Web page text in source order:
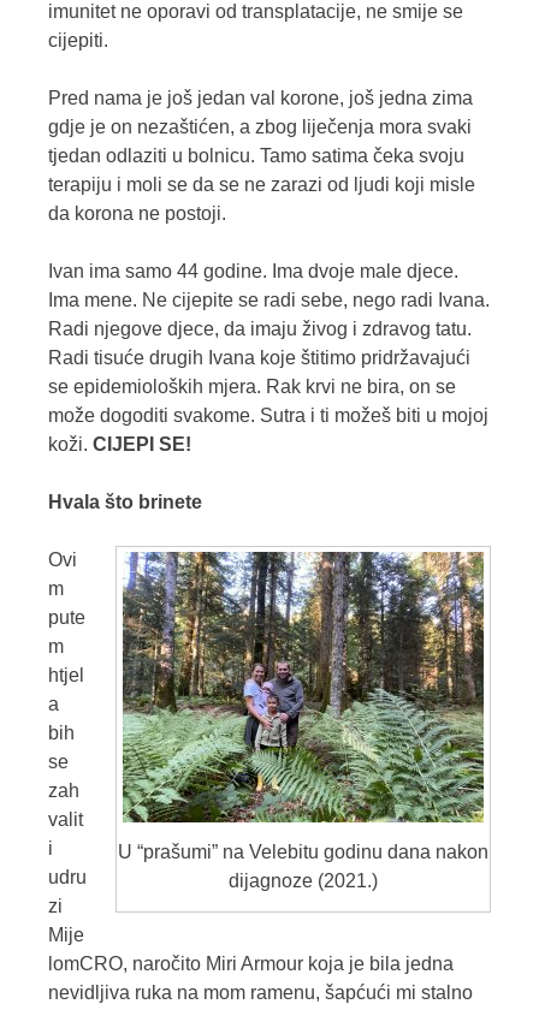
imunitet ne oporavi od transplatacije, ne smije se
cijepiti.
Pred nama je još jedan val korone, još jedna zima
gdje je on nezaštićen, a zbog liječenja mora svaki
tjedan odlaziti u bolnicu. Tamo satima čeka svoju
terapiju i moli se da se ne zarazi od ljudi koji misle
da korona ne postoji.
Ivan ima samo 44 godine. Ima dvoje male djece.
Ima mene. Ne cijepite se radi sebe, nego radi Ivana.
Radi njegove djece, da imaju živog i zdravog tatu.
Radi tisuće drugih Ivana koje štitimo pridržavajući
se epidemioloških mjera. Rak krvi ne bira, on se
može dogoditi svakome. Sutra i ti možeš biti u mojoj
koži. CIJEPI SE!
Hvala što brinete
U “prašumi” na Velebitu godinu dana nakon
dijagnoze (2021.)
Ovi
m
pute
m
htjel
a
bih
se
zah
valit
i
udru
zi
Mije
lomCRO, naročito Miri Armour koja je bila jedna
nevidljiva ruka na mom ramenu, šapćući mi stalno